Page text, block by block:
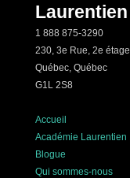
Laurentien
1 888 875-3290
230, 3e Rue, 2e étage
Québec, Québec
G1L 2S8
Accueil
Académie Laurentien
Blogue
Qui sommes-nous